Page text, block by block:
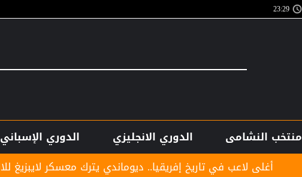
23:29
منتخب النشامى الدوري الانجليزي الدوري الإسباني
تاريخ إفريقيا.. ديوماندي يترك معسكر لايبزيغ للانضمام لريال مدريد